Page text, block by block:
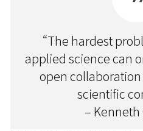
“The hardest
applied science can
open
scientific
– Kenneth